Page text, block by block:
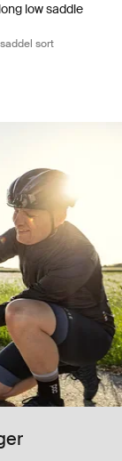
low saddle
sort